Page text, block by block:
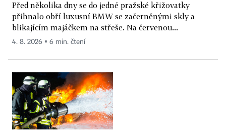
Před několika dny se do jedné pražské křižovatky
přihnalo obří luxusní BMW se začerněnými skly a
blikajícím majáčkem na střeše. Na červenou...
4. 8. 2026 ▪ 6 min. čtení